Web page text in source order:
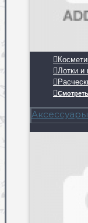
Лотки и
Аксессуары